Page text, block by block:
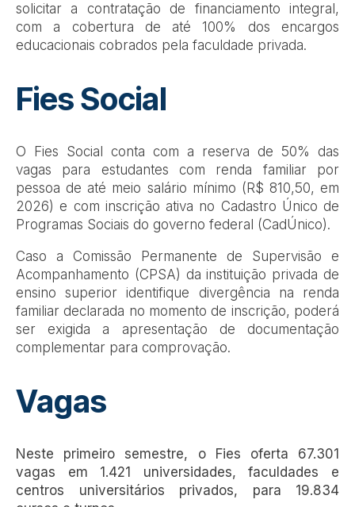
solicitar a contratação de financiamento integral,
com a cobertura de até 100% dos encargos
educacionais cobrados pela faculdade privada.
Fies Social
O Fies Social conta com a reserva de 50% das
vagas para estudantes com renda familiar por
pessoa de até meio salário mínimo (R$ 810,50, em
2026) e com inscrição ativa no Cadastro Único de
Programas Sociais do governo federal (CadÚnico).
Caso a Comissão Permanente de Supervisão e
Acompanhamento (CPSA) da instituição privada de
ensino superior identifique divergência na renda
familiar declarada no momento de inscrição, poderá
ser exigida a apresentação de documentação
complementar para comprovação.
Vagas
Neste primeiro semestre, o Fies oferta 67.301
vagas em 1.421 universidades, faculdades e
centros universitários privados, para 19.834